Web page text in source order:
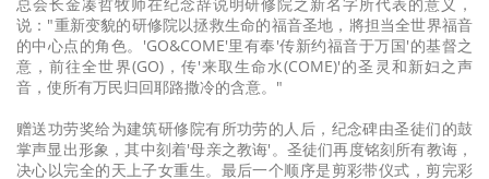
说："重新变貌的研修院以拯救生命的福音圣地，將担当全世界福音
的中心点的角色。'GO&COME'里有奉'传新约福音于万国'的基督之
意，前往全世界(GO)，传'来取生命水(COME)'的圣灵和新妇之声
音，使所有万民归回耶路撒冷的含意。"
赠送功劳奖给为建筑研修院有所功劳的人后，纪念碑由圣徒们的鼓
掌声显出形象，其中刻着'母亲之教诲'。圣徒们再度铭刻所有教诲，
决心以完全的天上子女重生。最后一个顺序是剪彩带仪式，剪完彩